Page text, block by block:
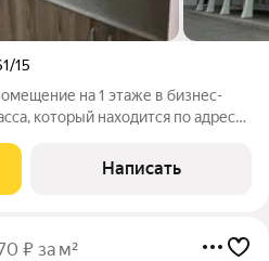
15
на 1 этаже в бизнес-
который находится по адресу:
доступность от м.
Написать
₽ за м²